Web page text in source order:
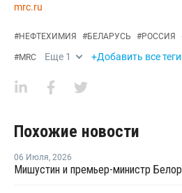
mrc.ru
#НЕФТЕХИМИЯ #БЕЛАРУСЬ #РОССИЯ
#MRC Еще 1 +Добавить все
Похожие новости
06 Июля, 2026